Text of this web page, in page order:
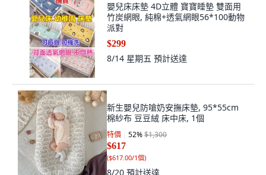
嬰兒床床墊 4D立體 寶寶睡墊 雙面用
竹炭網眼, 純棉+透氣網眼56*100動物
派對
$299
8/14 星期五 預計送達
新生嬰兒防嗆奶安撫床墊, 95*55cm
棉紗布 豆豆絨 床中床, 1個
特價 52%$1,300
$617
($617.00/1個)
8/20 預計送達